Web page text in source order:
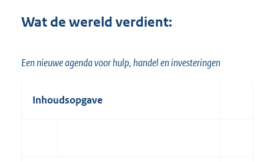
Wat de wereld verdient:
Een nieuwe agenda voor hulp, handel en investeringen
Inhoudsopgave